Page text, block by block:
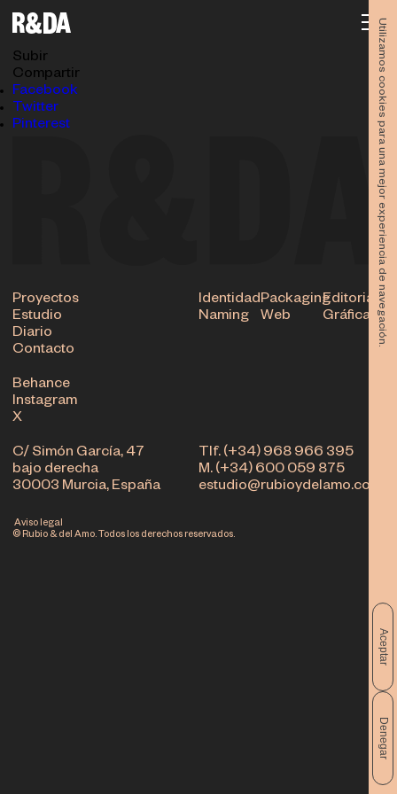
Utilizamos cookies para una mejor experiencia de navegación.
Aceptar
Denegar
6578012
Subir
Compartir
Facebook
Twitter
Pinterest
Tlf. (+34) 968 966 395
M. (+34) 600 059 875
estudio@rubioydelamo.com
C/ Simón García, 47
bajo derecha
30003 Murcia, España
Proyectos
Estudio
Diario
Contacto
IdentidadPackagingEditorial
Naming
Web Gráfica
Behance
Instagram
X
© Rubio & del Amo. Todos los derechos reservados.
Aviso legal